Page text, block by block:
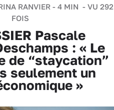
RANVIER- 4 MIN - VU 292
FOIS
Pascale
: « Le
de “staycation”
seulement un
»